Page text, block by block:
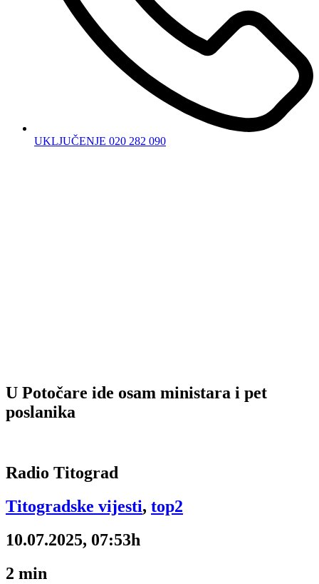
UKLJUČENJE 020 282 090
U Potočare ide osam ministara i pet
poslanika
Radio Titograd
Titogradske vijesti, top2
10.07.2025, 07:53h
2 min